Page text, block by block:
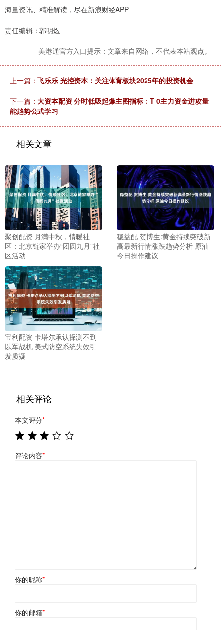
海量资讯、精准解读，尽在新浪财经APP
责任编辑：郭明煜
美港通官方入口提示：文章来自网络，不代表本站观点。
上一篇： 飞乐乐 光控资本：关注体育板块2025年的投资机会
下一篇： 大资本配资 分时低吸起爆主图指标：T 0主力资金进攻量
能趋势公式学习
相关文章
聚创配资 月满中秋，情暖社
区：北京链家举办“团圆九月”社
区活动
稳益配 贺博生:黄金持续突破新
高最新行情涨跌趋势分析 原油
今日操作建议
宝利配资 卡塔尔承认探测不到
以军战机 美式防空系统失效引
发质疑
相关评论
本文评分*
评论内容*
你的昵称*
你的邮箱*